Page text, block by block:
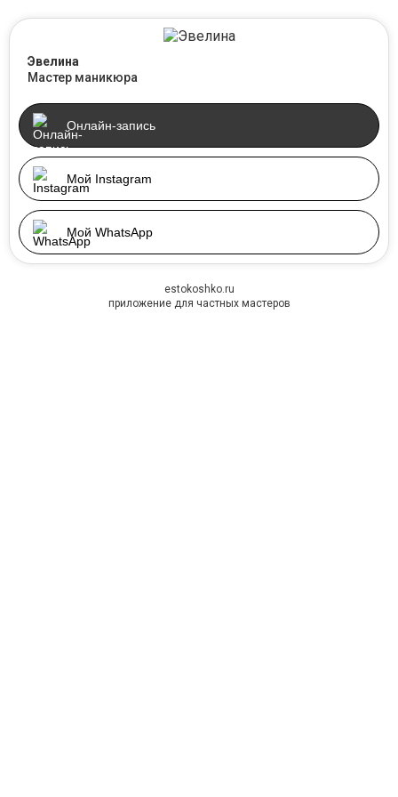
Эвелина
Мастер маникюра
Онлайн-запись
Мой Instagram
Мой WhatsApp
estokoshko.ru
приложение для частных мастеров